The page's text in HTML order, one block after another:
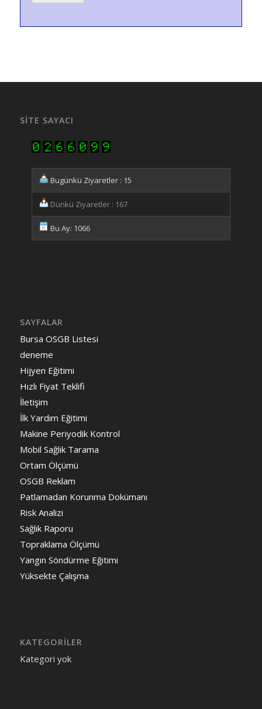
SITE SAYACI
Bugünkü Ziyaretler : 15
Dünkü Ziyaretler : 167
Bu Ay: 1066
SAYFALAR
Bursa OSGB Listesi
deneme
Hijyen Eğitimi
Hızlı Fiyat Teklifi
İletişim
İlk Yardım Eğitimi
Makine Periyodik Kontrol
Mobil Sağlık Tarama
Ortam Ölçümü
OSGB Reklam
Patlamadan Korunma Dokümanı
Risk Analizi
Sağlık Raporu
Topraklama Ölçümü
Yangın Söndürme Eğitimi
Yüksekte Çalışma
KATEGORILER
Kategori yok